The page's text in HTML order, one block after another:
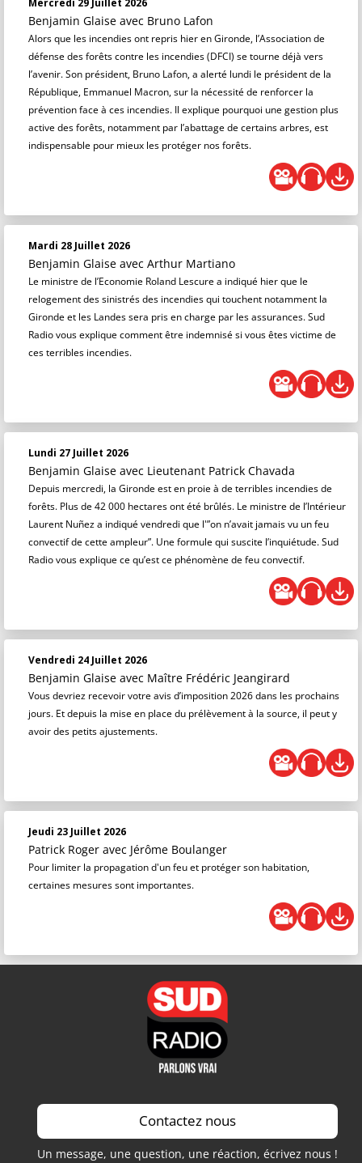
Mercredi 29 Juillet 2026
Benjamin Glaise avec Bruno Lafon
Alors que les incendies ont repris hier en Gironde, l’Association de
défense des forêts contre les incendies (DFCI) se tourne déjà vers
l’avenir. Son président, Bruno Lafon, a alerté lundi le président de la
République, Emmanuel Macron, sur la nécessité de renforcer la
prévention face à ces incendies. Il explique pourquoi une gestion plus
active des forêts, notamment par l’abattage de certains arbres, est
indispensable pour mieux les protéger nos forêts.
Mardi 28 Juillet 2026
Benjamin Glaise avec Arthur Martiano
Le ministre de l’Economie Roland Lescure a indiqué hier que le
relogement des sinistrés des incendies qui touchent notamment la
Gironde et les Landes sera pris en charge par les assurances. Sud
Radio vous explique comment être indemnisé si vous êtes victime de
ces terribles incendies.
Lundi 27 Juillet 2026
Benjamin Glaise avec Lieutenant Patrick Chavada
Depuis mercredi, la Gironde est en proie à de terribles incendies de
forêts. Plus de 42 000 hectares ont été brûlés. Le ministre de l’Intérieur
Laurent Nuñez a indiqué vendredi que l'”on n’avait jamais vu un feu
convectif de cette ampleur”. Une formule qui suscite l’inquiétude. Sud
Radio vous explique ce qu’est ce phénomène de feu convectif.
Vendredi 24 Juillet 2026
Benjamin Glaise avec Maître Frédéric Jeangirard
Vous devriez recevoir votre avis d’imposition 2026 dans les prochains
jours. Et depuis la mise en place du prélèvement à la source, il peut y
avoir des petits ajustements.
Jeudi 23 Juillet 2026
Patrick Roger avec Jérôme Boulanger
Pour limiter la propagation d'un feu et protéger son habitation,
certaines mesures sont importantes.
Contactez nous
Un message, une question, une réaction, écrivez nous !